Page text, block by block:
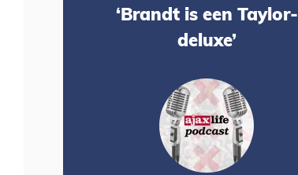
‘Brandt is een Taylor-
deluxe’